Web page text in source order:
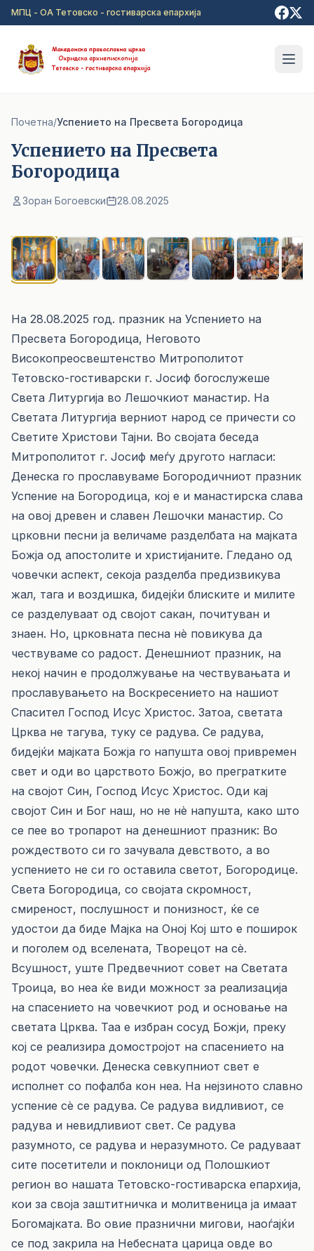
Прејди на главна содржина
МПЦ - ОА Тетовско - гостиварска епархија
Почетна/Успението на Пресвета Богородица
Успението на Пресвета
Богородица
Зоран Богоевски 28.08.2025
На 28.08.2025 год. празник на Успението на
Пресвета Богородица, Неговото
Високопреосвештенство Митрополитот
Тетовско-гостиварски г. Јосиф богослужеше
Света Литургија во Лешочкиот манастир. На
Светата Литургија верниот народ се причести со
Светите Христови Тајни. Во својата беседа
Митрополитот г. Јосиф меѓу другото нагласи:
Денеска го прославуваме Богородичниот празник
Успение на Богородица, кој е и манастирска слава
на овој древен и славен Лешочки манастир. Со
црковни песни ја величаме разделбата на мајката
Божја од апостолите и христијаните. Гледано од
човечки аспект, секоја разделба предизвикува
жал, тага и воздишка, бидејќи блиските и милите
се разделуваат од својот сакан, почитуван и
знаен. Но, црковната песна нè повикува да
чествуваме со радост. Денешниот празник, на
некој начин е продолжување на чествувањата и
прославувањето на Воскресението на нашиот
Спасител Господ Исус Христос. Затоа, светата
Црква не тагува, туку се радува. Се радува,
бидејќи мајката Божја го напушта овој привремен
свет и оди во царството Божјо, во прегратките
на својот Син, Господ Исус Христос. Оди кај
својот Син и Бог наш, но не нè напушта, како што
се пее во тропарот на денешниот празник: Во
рождеството си го зачувала девството, а во
успението не си го оставила светот, Богородице.
Света Богородица, со својата скромност,
смиреност, послушност и понизност, ќе се
удостои да биде Мајка на Оној Кој што е поширок
и поголем од вселената, Творецот на сè.
Всушност, уште Предвечниот совет на Светата
Троица, во неа ќе види можност за реализација
на спасението на човечкиот род и основање на
светата Црква. Таа е избран сосуд Божји, преку
кој се реализира домостројот на спасението на
родот човечки. Денеска севкупниот свет е
исполнет со пофалба кон неа. На нејзиното славно
успение сè се радува. Се радува видливиот, се
радува и невидливиот свет. Се радува
разумното, се радува и неразумното. Се радуваат
сите посетители и поклоници од Полошкиот
регион во нашата Тетовско-гостиварска епархија,
кои за своја заштитничка и молитвеница ја имаат
Богомајката. Во овие празнични мигови, наоѓајќи
се под закрила на Небесната царица овде во